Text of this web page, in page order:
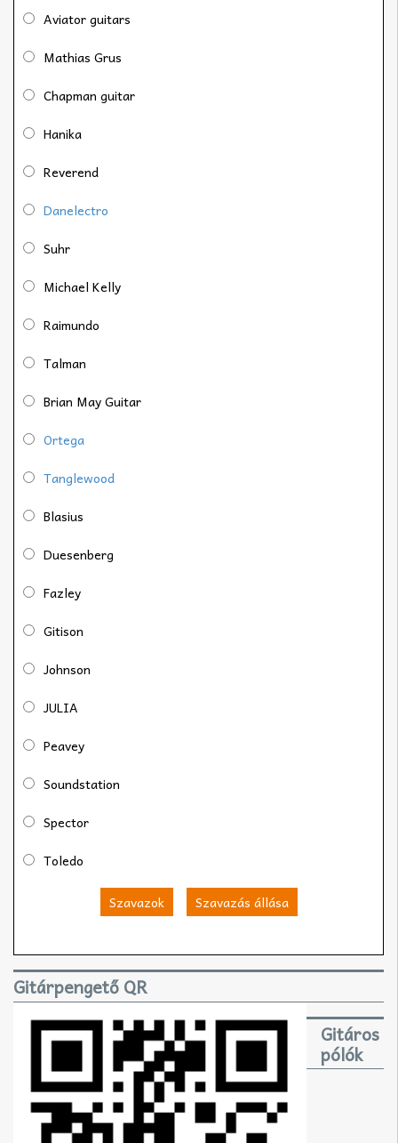
Aviator guitars
Mathias Grus
Chapman guitar
Hanika
Reverend
Danelectro
Suhr
Michael Kelly
Raimundo
Talman
Brian May Guitar
Ortega
Tanglewood
Blasius
Duesenberg
Fazley
Gitison
Johnson
JULIA
Peavey
Soundstation
Spector
Toledo
Szavazok Szavazás állása
Gitárpengető QR
Gitáros
pólók